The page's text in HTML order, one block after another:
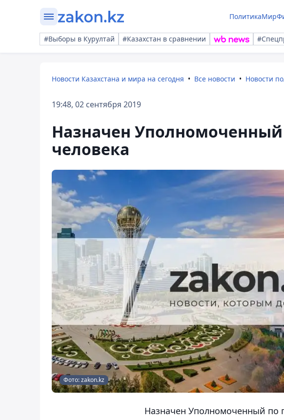
ПолитикаМир
#Выборы в Курултай #Казахстан в сравнении
Новости Казахстана и мира на сегодня Все новости Новости
19:48, 02 сентября 2019
Назначен
человека
Фото: zakon.kz
Назначен Уполномоченный по